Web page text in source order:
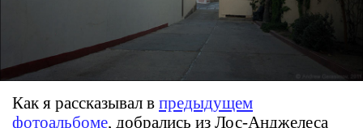
Как я рассказывал в предыдущем
фотоальбоме , добрались из Лос-Анджелеса